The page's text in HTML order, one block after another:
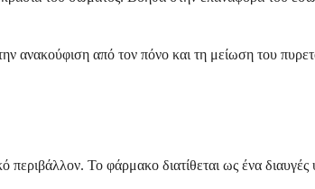
ανακούφιση από τον πόνο και τη μείωση του
περιβάλλον. Το φάρμακο διατίθεται ως ένα